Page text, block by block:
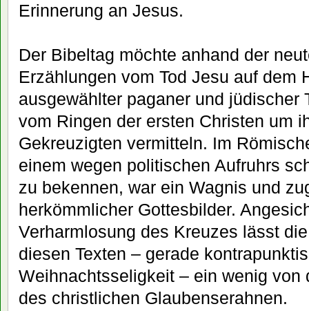
Erinnerung an Jesus.
Der Bibeltag möchte anhand der
Erzählungen vom Tod Jesu auf dem
ausgewählter paganer und jüdischer
vom Ringen der ersten Christen um
Gekreuzigten vermitteln. Im
einem wegen politischen Aufruhrs
zu bekennen, war ein Wagnis und
herkömmlicher Gottesbilder.
Verharmlosung des Kreuzes lässt
diesen Texten – gerade
Weihnachtsseligkeit – ein wenig von
des christlichen Glaubenserahnen.